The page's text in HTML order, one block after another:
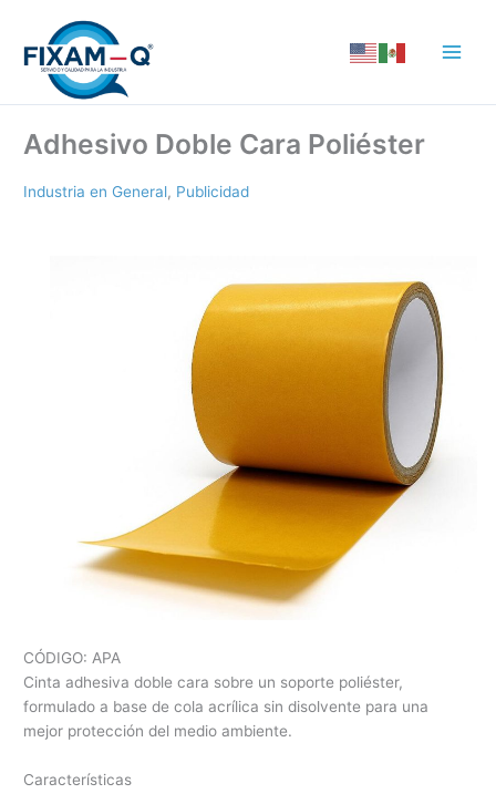
contenido
Adhesivo Doble Cara Poliéster
Industria en General, Publicidad
CÓDIGO: APA
Cinta adhesiva doble cara sobre un soporte poliéster,
formulado a base de cola acrílica sin disolvente para una
mejor protección del medio ambiente.
Características